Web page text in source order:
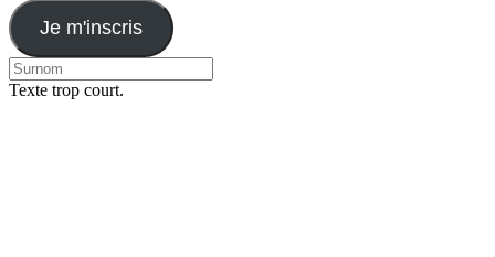
Je m'inscris
Texte trop court.